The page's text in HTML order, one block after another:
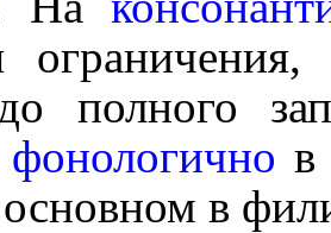
полного
фоноло­гич­но в
в